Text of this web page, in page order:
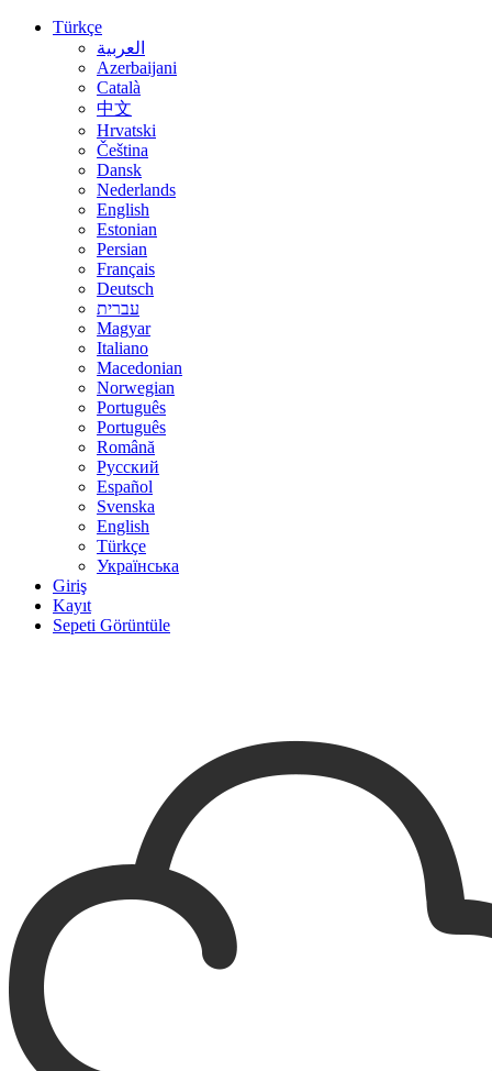
Türkçe
العربية
Azerbaijani
Català
中文
Hrvatski
Čeština
Dansk
Nederlands
English
Estonian
Persian
Français
Deutsch
עברית
Magyar
Italiano
Macedonian
Norwegian
Português
Português
Română
Русский
Español
Svenska
English
Türkçe
Українська
Giriş
Kayıt
Sepeti Görüntüle